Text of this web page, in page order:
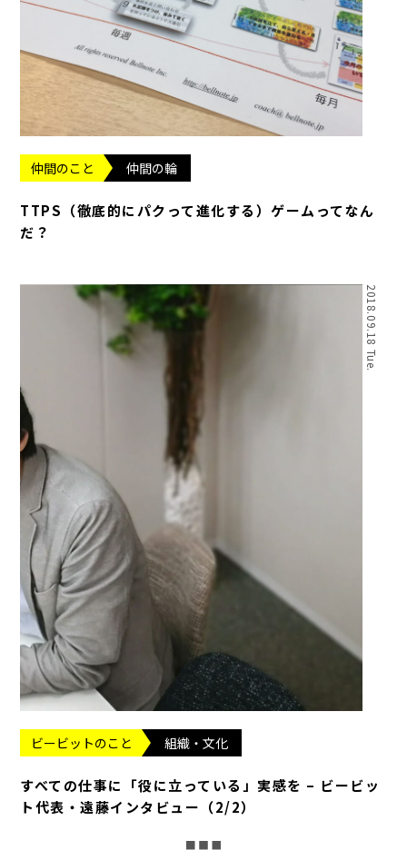
仲間のこと 仲間の輪
TTPS（徹底的にパクって進化する）ゲームってなん
だ？
2018.09.18 Tue.
ビービットのこと 組織・文化
すべての仕事に「役に立っている」実感を – ビービッ
ト代表・遠藤インタビュー（2/2）